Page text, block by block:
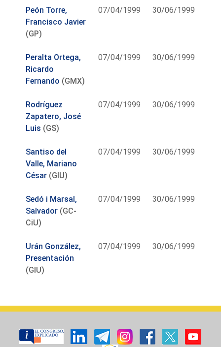
Peón Torre,
Francisco Javier
(GP)
07/04/1999 30/06/1999
Peralta Ortega,
Ricardo
Fernando (GMX)
07/04/1999 30/06/1999
Rodríguez
Zapatero, José
Luis (GS)
07/04/1999 30/06/1999
Santiso del
Valle, Mariano
César (GIU)
07/04/1999 30/06/1999
Sedó i Marsal,
Salvador (GC-
CiU)
07/04/1999 30/06/1999
Urán González,
Presentación
(GIU)
07/04/1999 30/06/1999